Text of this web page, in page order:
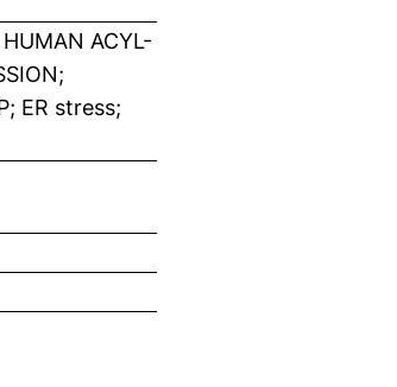
ACYL-
ER stress;